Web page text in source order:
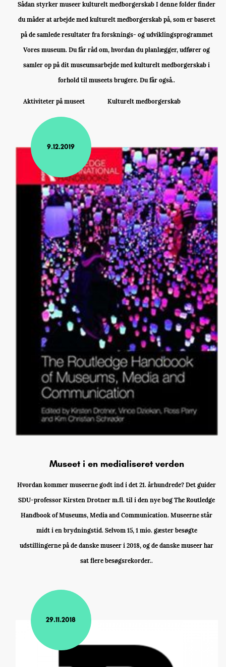
Sådan styrker museer kulturelt medborgerskab I denne folder finder
du måder at arbejde med kulturelt medborgerskab på, som er baseret
på de samlede resultater fra forsknings- og udviklingsprogrammet
Vores museum. Du får råd om, hvordan du planlægger, udfører og
samler op på dit museumsarbejde med kulturelt medborgerskab i
forhold til museets brugere. Du får også..
Aktiviteter på museet Kulturelt medborgerskab
9.12.2019
Museet i en medialiseret verden
Hvordan kommer museerne godt ind i det 21. århundrede? Det guider
SDU-professor Kirsten Drotner m.fl. til i den nye bog The Routledge
Handbook of Museums, Media and Communication. Museerne står
midt i en brydningstid. Selvom 15, 1 mio. gæster besøgte
udstillingerne på de danske museer i 2018, og de danske museer har
sat flere besøgsrekorder..
29.11.2018